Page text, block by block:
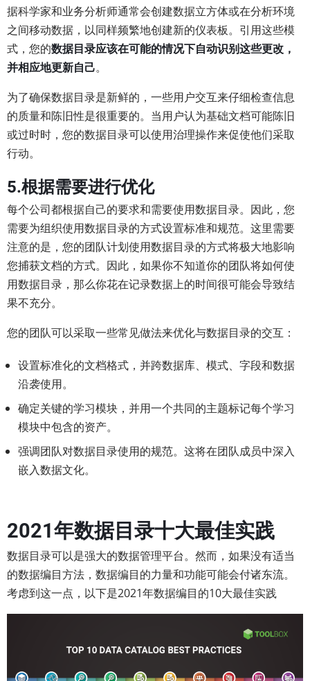
据科学家和业务分析师通常会创建数据立方体或在分析环境
之间移动数据，以同样频繁地创建新的仪表板。引用这些模
式，您的数据目录应该在可能的情况下自动识别这些更改，
并相应地更新自己。
为了确保数据目录是新鲜的，一些用户交互来仔细检查信息
的质量和陈旧性是很重要的。当用户认为基础文档可能陈旧
或过时时，您的数据目录可以使用治理操作来促使他们采取
行动。
5.根据需要进行优化
每个公司都根据自己的要求和需要使用数据目录。因此，您
需要为组织使用数据目录的方式设置标准和规范。这里需要
注意的是，您的团队计划使用数据目录的方式将极大地影响
您捕获文档的方式。因此，如果你不知道你的团队将如何使
用数据目录，那么你花在记录数据上的时间很可能会导致结
果不充分。
您的团队可以采取一些常见做法来优化与数据目录的交互：
设置标准化的文档格式，并跨数据库、模式、字段和数据
沿袭使用。
确定关键的学习模块，并用一个共同的主题标记每个学习
模块中包含的资产。
强调团队对数据目录使用的规范。这将在团队成员中深入
嵌入数据文化。
2021年数据目录十大最佳实践
数据目录可以是强大的数据管理平台。然而，如果没有适当
的数据编目方法，数据编目的力量和功能可能会付诸东流。
考虑到这一点，以下是2021年数据编目的10大最佳实践